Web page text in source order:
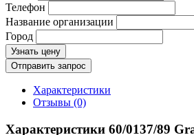
Телефон
Название организации
Город
Узнать цену
Отправить запрос
Характеристики
Отзывы (0)
Характеристики 60/0137/89